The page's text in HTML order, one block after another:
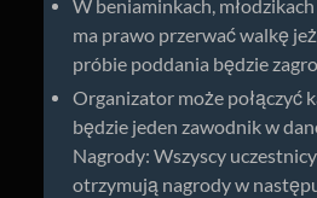
W beniaminkach,
ma prawo przerwać walkę
próbie poddania będzie
Organizator może połączyć
będzie jeden zawodnik w
Nagrody: Wszyscy
otrzymują nagrody w